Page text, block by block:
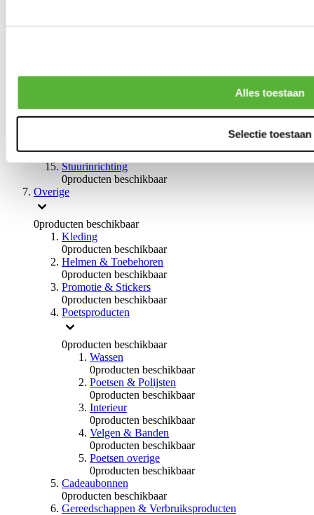
Alles toestaan
Selectie toestaan
0producten beschikbaar
0producten beschikbaar
Remmen overige
0producten beschikbaar
Stuurinrichting
0producten beschikbaar
Overige
0producten beschikbaar
Kleding
0producten beschikbaar
Helmen & Toebehoren
0producten beschikbaar
Promotie & Stickers
0producten beschikbaar
Poetsproducten
0producten beschikbaar
Wassen
0producten beschikbaar
Poetsen & Polijsten
0producten beschikbaar
Interieur
0producten beschikbaar
Velgen & Banden
0producten beschikbaar
Poetsen overige
0producten beschikbaar
Cadeaubonnen
0producten beschikbaar
Gereedschappen & Verbruiksproducten